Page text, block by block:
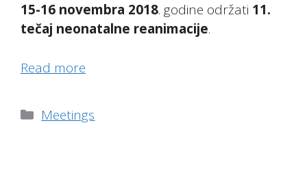
15-16 novembra 2018. godine održati 11.
tečaj neonatalne reanimacije.
Read more
Categories
Meetings